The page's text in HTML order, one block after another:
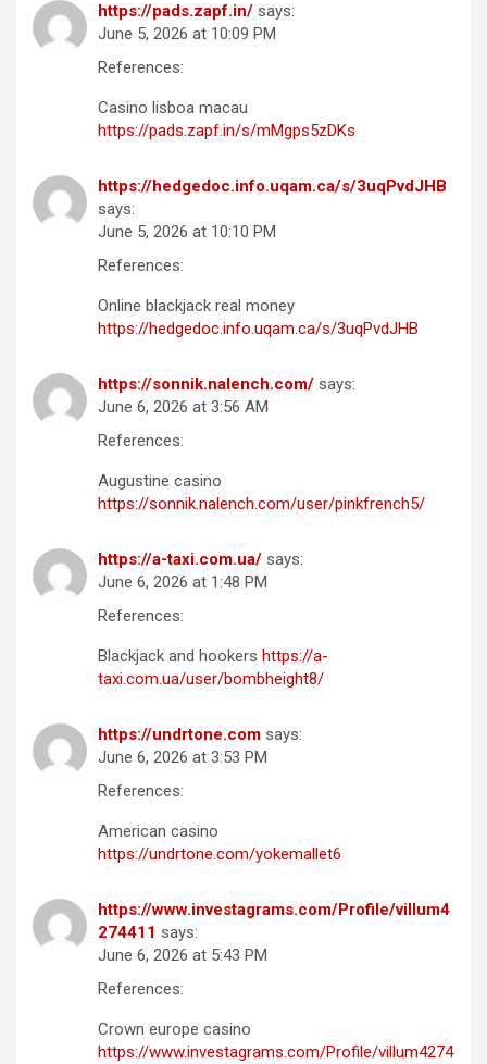
https://pads.zapf.in/ says:
June 5, 2026 at 10:09 PM
References:
Casino lisboa macau
https://pads.zapf.in/s/mMgps5zDKs
https://hedgedoc.info.uqam.ca/s/3uqPvdJHB
says:
June 5, 2026 at 10:10 PM
References:
Online blackjack real money
https://hedgedoc.info.uqam.ca/s/3uqPvdJHB
https://sonnik.nalench.com/ says:
June 6, 2026 at 3:56 AM
References:
Augustine casino
https://sonnik.nalench.com/user/pinkfrench5/
https://a-taxi.com.ua/ says:
June 6, 2026 at 1:48 PM
References:
Blackjack and hookers https://a-
taxi.com.ua/user/bombheight8/
https://undrtone.com says:
June 6, 2026 at 3:53 PM
References:
American casino
https://undrtone.com/yokemallet6
https://www.investagrams.com/Profile/villum4
274411 says:
June 6, 2026 at 5:43 PM
References:
Crown europe casino
https://www.investagrams.com/Profile/villum4274